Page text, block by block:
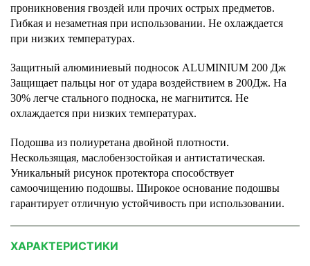
проникновения гвоздей или прочих острых предметов.
Гибкая и незаметная при использовании. Не охлаждается
при низких температурах.
Защитный алюминиевый подносок ALUMINIUM 200 Дж
Защищает пальцы ног от удара воздействием в 200Дж. На
30% легче стального подноска, не магнитится. Не
охлаждается при низких температурах.
Подошва из полиуретана двойной плотности.
Нескользящая, маслобензостойкая и антистатическая.
Уникальный рисунок протектора способствует
самоочищению подошвы. Широкое основание подошвы
гарантирует отличную устойчивость при использовании.
ХАРАКТЕРИСТИКИ